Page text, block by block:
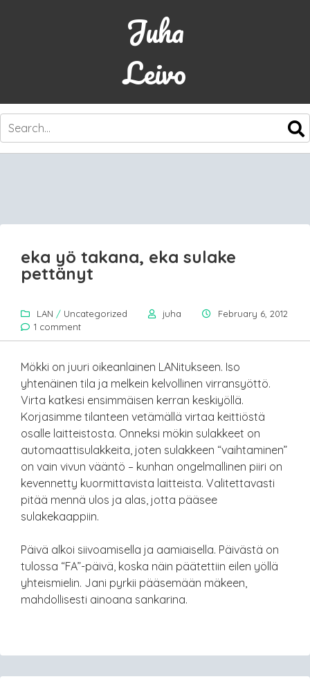
Juha
Leivo
SKIP
CONTENT
eka yö takana, eka sulake
pettänyt
LAN / Uncategorized juha
February 6, 2012
1 comment
Mökki on juuri oikeanlainen LANitukseen. Iso
yhtenäinen tila ja melkein kelvollinen virransyöttö.
Virta katkesi ensimmäisen kerran keskiyöllä.
Korjasimme tilanteen vetämällä virtaa keittiöstä
osalle laitteistosta. Onneksi mökin sulakkeet on
automaattisulakkeita, joten sulakkeen “vaihtaminen”
on vain vivun vääntö – kunhan ongelmallinen piiri on
kevennetty kuormittavista laitteista. Valitettavasti
pitää mennä ulos ja alas, jotta pääsee
sulakekaappiin.
Päivä alkoi siivoamisella ja aamiaisella. Päivästä on
tulossa “FA”-päivä, koska näin päätettiin eilen yöllä
yhteismielin. Jani pyrkii pääsemään mäkeen,
mahdollisesti ainoana sankarina.